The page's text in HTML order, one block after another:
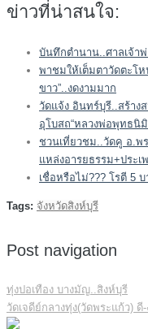
ข่าวที่น่าสนใจ:
บันทึกตำนาน..ศาลเจ้า
พาชมให้เต็มตาวัดตะโ
ขาว”..งดงามมาก
วัดแจ้ง อินทร์บุรี..สร้าง
อุโบสถ“หลวงพ่อพุทธนิ
ชวนเที่ยวชม..วัดคู อ.พ
แหล่งอารยธรรม+ประ
เชื่อหรือไม่??? โรตี 5
Tags: จังหวัดสิงห์บุรี
Post navigation
ทุ่งปอเทือง บางมัญ..สิงห์บุรี
วัดเจดีย์กลางทุ่ง(วัดพระแก้ว)